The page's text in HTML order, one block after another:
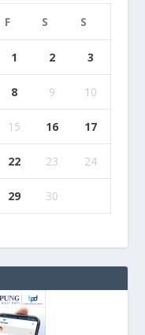
F S S
1 2 3
8 9 10
15 16 17
22 23 24
29
30